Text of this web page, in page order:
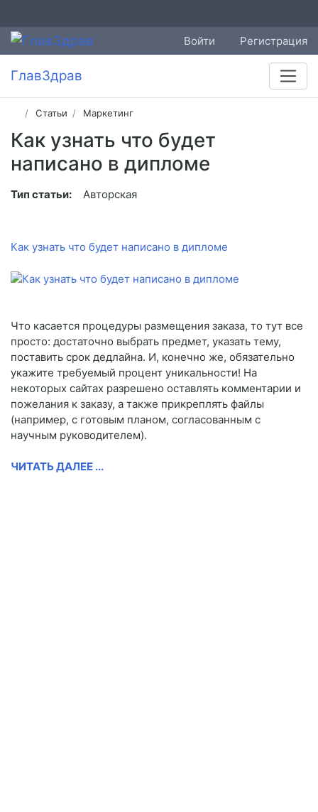
Войти Регистрация
ГлавЗдрав
Статьи Маркетинг
Как узнать что будет
написано в дипломе
Тип статьи: Авторская
Как узнать что будет написано в дипломе
Что касается процедуры размещения заказа, то тут все
просто: достаточно выбрать предмет, указать тему,
поставить срок дедлайна. И, конечно же, обязательно
укажите требуемый процент уникальности! На
некоторых сайтах разрешено оставлять комментарии и
пожелания к заказу, а также прикреплять файлы
(например, с готовым планом, согласованным с
научным руководителем).
ЧИТАТЬ ДАЛЕЕ ...